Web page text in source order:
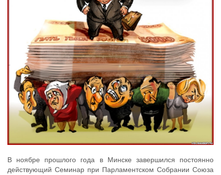
В ноябре прошлого года в Минске завершился постоянно
действующий Семинар при Парламентском Собрании Союза